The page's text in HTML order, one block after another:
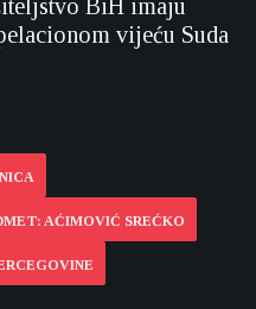
BiH imaju
vijeću Suda
AĆIMOVIĆ SREĆKO